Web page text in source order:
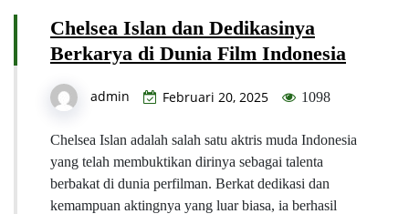
Chelsea Islan dan Dedikasinya
Berkarya di Dunia Film Indonesia
admin Februari 20, 2025 1098
Chelsea Islan adalah salah satu aktris muda Indonesia
yang telah membuktikan dirinya sebagai talenta
berbakat di dunia perfilman. Berkat dedikasi dan
kemampuan aktingnya yang luar biasa, ia berhasil